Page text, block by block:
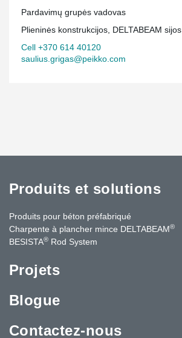
Pardavimų grupės vadovas
Plieninės konstrukcijos, DELTABEAM sijos
Cell +370 614 40120
saulius.grigas@peikko.com
Produits et solutions
Produits pour béton préfabriqué
Charpente à plancher mince DELTABEAM®
BESISTA® Rod System
Projets
Blogue
Contactez-nous